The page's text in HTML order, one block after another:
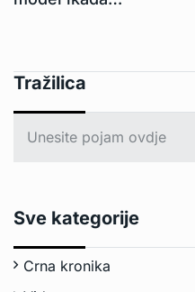
Tražilica
Sve kategorije
Crna kronika